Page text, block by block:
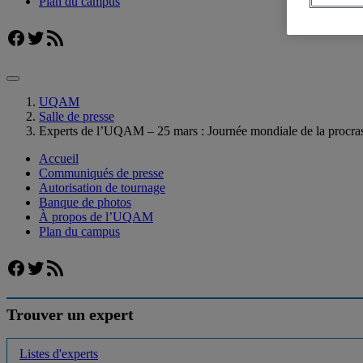
Facebook
Twitter
Flux RSS
UQAM
Salle de presse
Experts de l’UQAM – 25 mars : Journée mondiale de la
Accueil
Communiqués de presse
Autorisation de tournage
Banque de photos
À propos de l’UQAM
Plan du campus
Facebook
Twitter
Flux RSS
Trouver un expert
Listes d'experts